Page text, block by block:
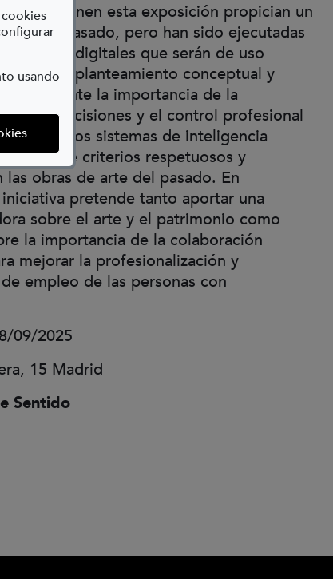
usando
(abre en ventana modal)
componen esta exposición propician un
el pasado, pero han sido ejecutadas
digitales que serán de uso
Este planteamiento conceptual y
patente la importancia de la
de decisiones y el control profesional
modelar los sistemas de inteligencia
desde criterios respetuosos y
las obras de arte del pasado. En
pretende tanto aportar una
sobre el arte y el patrimonio como
la importancia de la colaboración
mejorar la profesionalización y
empleo de las personas con
09/2025
15 Madrid
Sentido